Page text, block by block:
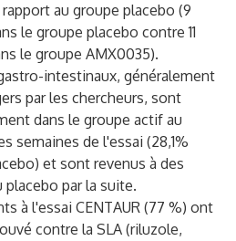
au groupe placebo (9
le groupe placebo contre 11
le groupe AMX0035).
intestinaux, généralement
par les chercheurs, sont
dans le groupe actif au
semaines de l'essai (28,1%
et sont revenus à des
placebo par la suite.
à l'essai CENTAUR (77 %) ont
contre la SLA (riluzole,